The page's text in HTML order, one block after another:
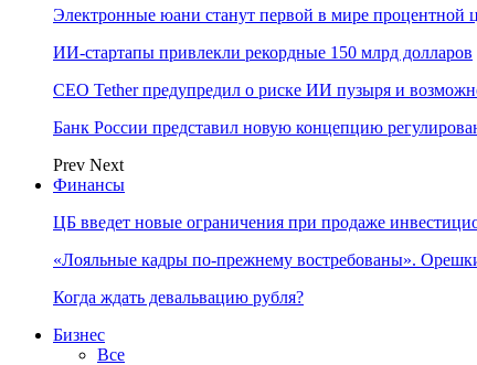
Электронные юани станут первой в мире процентной
ИИ-стартапы привлекли рекордные 150 млрд долларов
CEO Tether предупредил о риске ИИ пузыря и
Банк России представил новую концепцию
Prev Next
Финансы
ЦБ введет новые ограничения при продаже
«Лояльные кадры по-прежнему востребованы».
Когда ждать девальвацию рубля?
Бизнес
Все